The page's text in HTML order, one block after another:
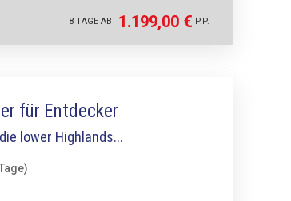
8 TAGE AB 1.199,00 € P.P.
für Entdecker
lower Highlands...